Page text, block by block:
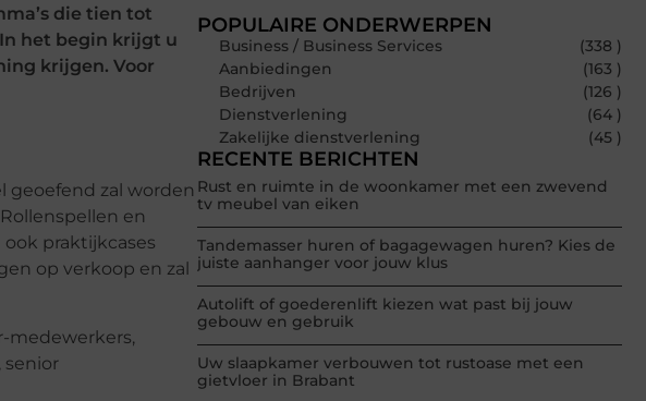
die tien tot
het begin krijgt u
krijgen. Voor
geoefend zal worden
en
praktijkcases
op verkoop en zal
medewerkers,
senior
POPULAIRE ONDERWERPEN
Business / Business Services
(338 )
Aanbiedingen
(163 )
Bedrijven
(126 )
Dienstverlening
(64 )
Zakelijke dienstverlening
(45 )
RECENTE BERICHTEN
Rust en ruimte in de woonkamer met een zwevend
tv meubel van eiken
Tandemasser huren of bagagewagen huren? Kies de
juiste aanhanger voor jouw klus
Autolift of goederenlift kiezen wat past bij jouw
gebouw en gebruik
Uw slaapkamer verbouwen tot rustoase met een
gietvloer in Brabant